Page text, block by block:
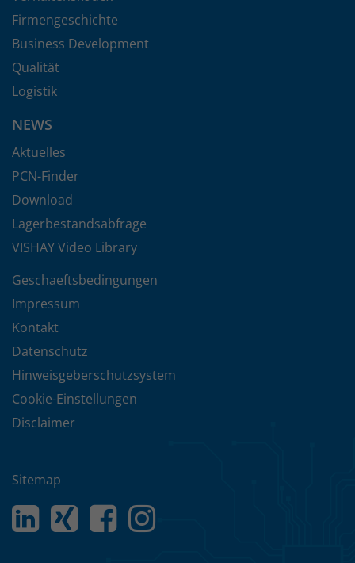
Firmengeschichte
Business Development
Qualität
Logistik
NEWS
Aktuelles
PCN-Finder
Download
Lagerbestandsabfrage
VISHAY Video Library
Geschaeftsbedingungen
Impressum
Kontakt
Datenschutz
Hinweisgeberschutzsystem
Cookie-Einstellungen
Disclaimer
Sitemap